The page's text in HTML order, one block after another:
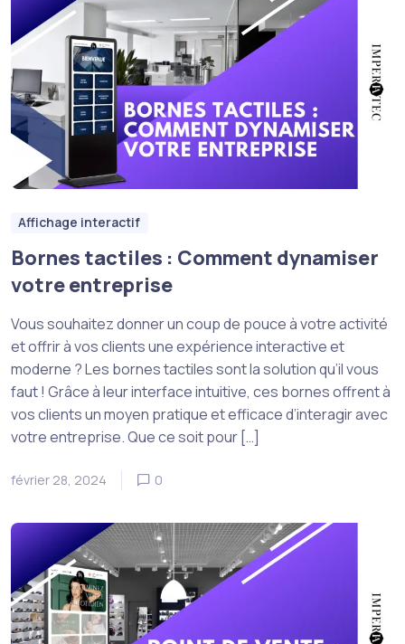
Affichage interactif
Bornes tactiles : Comment dynamiser
votre entreprise
Vous souhaitez donner un coup de pouce à votre activité
et offrir à vos clients une expérience interactive et
moderne ? Les bornes tactiles sont la solution qu’il vous
faut ! Grâce à leur interface intuitive, ces bornes offrent à
vos clients un moyen pratique et efficace d’interagir avec
votre entreprise. Que ce soit pour […]
février 28, 2024 0